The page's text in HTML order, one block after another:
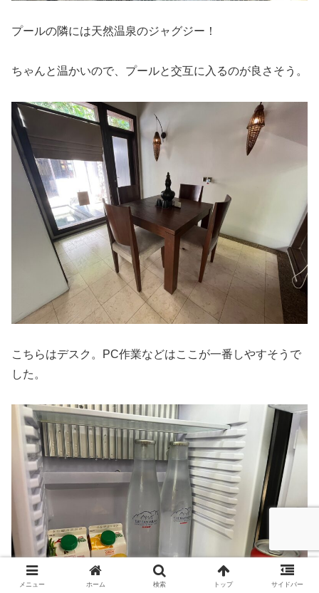
プールの隣には天然温泉のジャグジー！
ちゃんと温かいので、プールと交互に入るのが良さそう。
こちらはデスク。PC作業などはここが一番しやすそうで
した。
メニュー ホーム 検索 トップ サイドバー